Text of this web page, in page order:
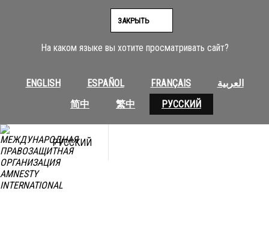
На каком языке вы хотите просматривать сайт?
ENGLISH ESPAÑOL FRANÇAIS
العربية
简中
繁中 РУССКИЙ
ЗАКРЫТЬ
РУССКИЙ